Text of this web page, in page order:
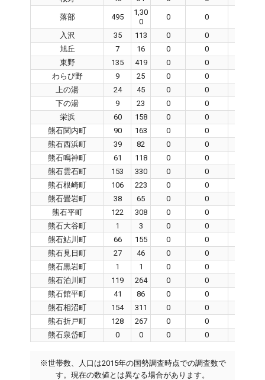
落部 495
1,30
0
0 0
入沢 35 113 0 0
旭丘
7 16 0 0
東野
135 419 0 0
わらび野
9 25 0 0
上の湯
24 45 0 0
下の湯
9 23 0 0
栄浜
60 158 0 0
熊石関内町
90 163 0 0
熊石西浜町
39 82 0 0
熊石鳴神町
61 118 0 0
熊石雲石町
153 330 0 0
熊石根崎町
106 223 0 0
熊石畳岩町
38 65 0 0
熊石平町
122 308 0 0
熊石大谷町
1 3 0 0
熊石鮎川町
66 155 0 0
熊石見日町
27 46 0 0
熊石黒岩町
1 1 0 0
熊石泊川町
119 264 0 0
熊石館平町
41 86 0 0
熊石相沼町
154 311 0 0
熊石折戸町
128 267 0 0
熊石泉岱町
0 0 0 0
※世帯数、人口は2015年の国勢調査時点での調査数で
す。現在の数値とは異なる場合があります。